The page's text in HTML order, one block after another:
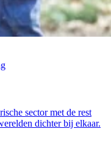
sector met de rest
dichter bij elkaar.